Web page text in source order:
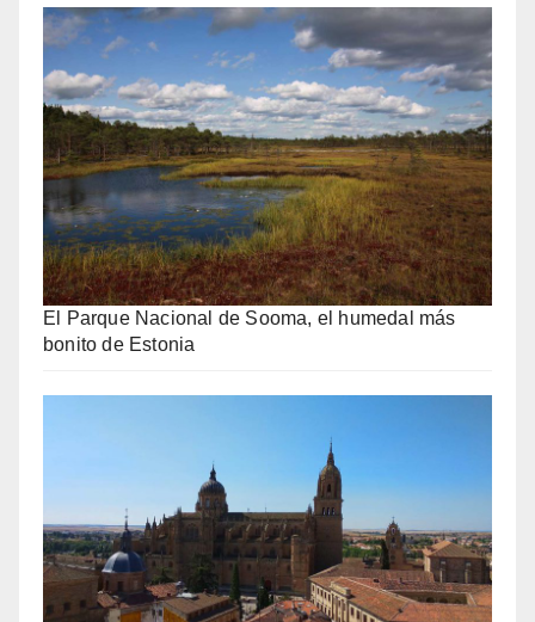
El Parque Nacional de Sooma, el humedal más
bonito de Estonia